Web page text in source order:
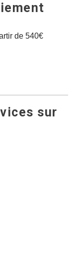
de 540€
sur